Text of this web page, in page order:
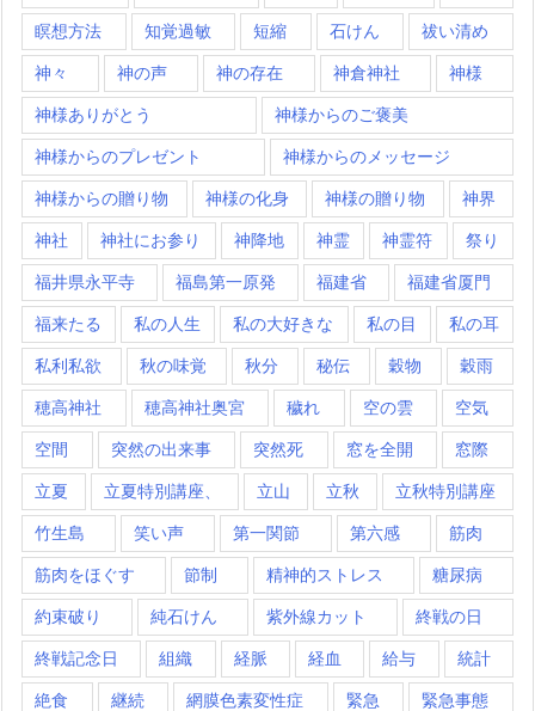
瞑想方法 知覚過敏 短縮 石けん 祓い清め
神々 神の声 神の存在 神倉神社 神様
神様ありがとう 神様からのご褒美
神様からのプレゼント 神様からのメッセージ
神様からの贈り物 神様の化身 神様の贈り物 神界
神社 神社にお参り 神降地 神霊 神霊符 祭り
福井県永平寺 福島第一原発 福建省 福建省厦門
福来たる 私の人生 私の大好きな 私の目 私の耳
私利私欲 秋の味覚 秋分 秘伝 穀物 穀雨
穂高神社 穂高神社奥宮 穢れ 空の雲 空気
空間 突然の出来事 突然死 窓を全開 窓際
立夏 立夏特別講座、 立山 立秋 立秋特別講座
竹生島 笑い声 第一関節 第六感 筋肉
筋肉をほぐす 節制 精神的ストレス 糖尿病
約束破り 純石けん 紫外線カット 終戦の日
終戦記念日 組織 経脈 経血 給与 統計
絶食 継続 網膜色素変性症 緊急 緊急事態